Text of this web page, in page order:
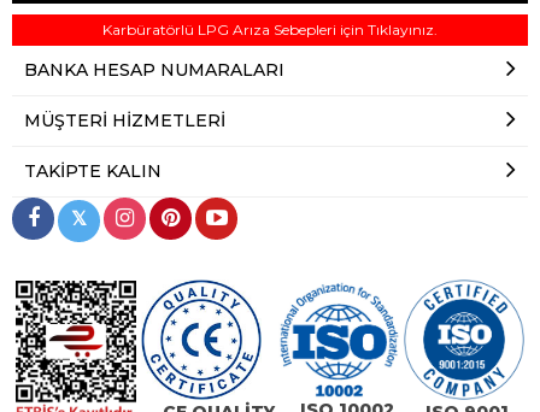
Karbüratörlü LPG Arıza Sebepleri için Tıklayınız.
BANKA HESAP NUMARALARI
MÜŞTERI HIZMETLERI
TAKIPTE KALIN
𝕏